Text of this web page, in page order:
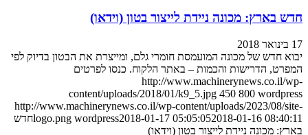
חדש בארץ: מכונה ניידת לייצור בטון (וידאו)
17 בינואר 2018
יבוא חדש של מכונה המועמסת חומרי גלם, ומייצרת את הבטון בדיוק לפי
המפרט, הדרישות והכמות – באתר הלקוח. כנסו לפרטים
http://www.machinerynews.co.il/wp-
content/uploads/2018/01/k9_5.jpg 450 800 wordpress
http://www.machinerynews.co.il/wp-content/uploads/2023/08/site-
logo.png wordpress2018-01-17 05:05:052018-01-16 08:40:11
חדש
בארץ: מכונה ניידת לייצור בטון (וידאו)